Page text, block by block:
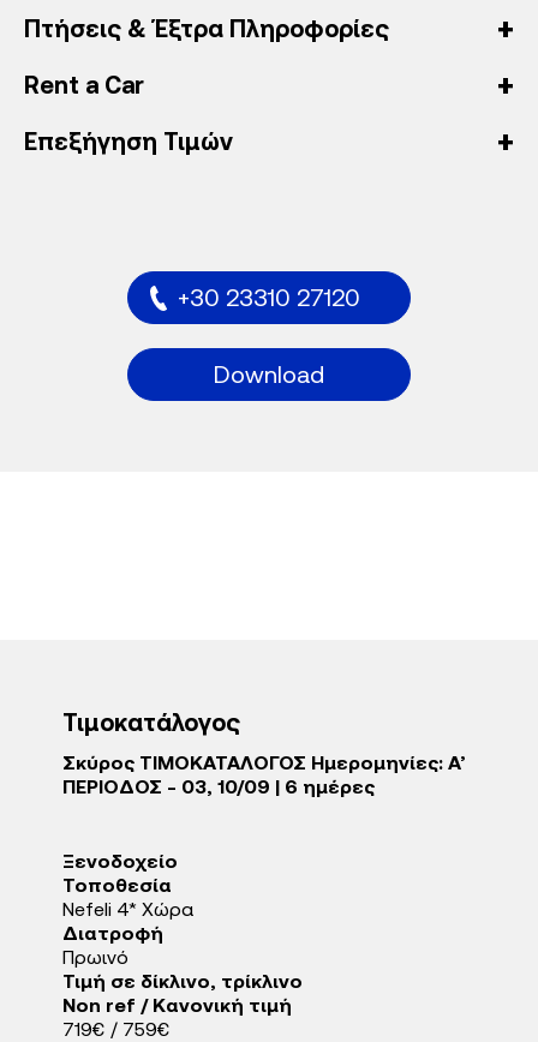
Πτήσεις & Έξτρα Πληροφορίες
Rent a Car
Επεξήγηση Τιμών
+30 23310 27120
Download
Τιμοκατάλογος
Σκύρος ΤΙΜΟΚΑΤΑΛΟΓΟΣ Ημερομηνίες: Α’
ΠΕΡΙΟΔΟΣ - 03, 10/09 | 6 ημέρες
Ξενοδοχείo
Τοποθεσία
Nefeli 4* Χώρα
Διατροφή
Πρωινό
Τιμή σε δίκλινο, τρίκλινο
Non ref / Κανονική τιμή
719€ / 759€